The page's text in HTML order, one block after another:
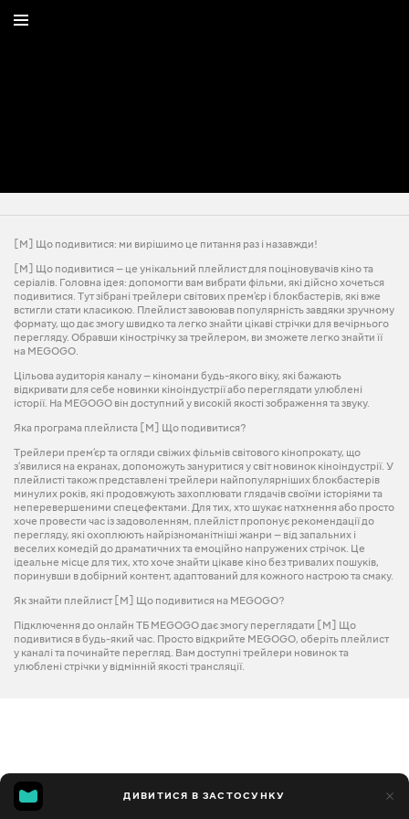
ДИВИТИСЯ В ЗАСТОСУНКУ
[М] Що подивитися: ми вирішимо це питання раз і назавжди!
[М] Що подивитися — це унікальний плейлист для поціновувачів кіно та
серіалів. Головна ідея: допомогти вам вибрати фільми, які дійсно хочеться
подивитися. Тут зібрані трейлери світових прем’єр і блокбастерів, які вже
встигли стати класикою. Плейлист завоював популярність завдяки зручному
формату, що дає змогу швидко та легко знайти цікаві стрічки для вечірнього
перегляду. Обравши кінострічку за трейлером, ви зможете легко знайти її
на MEGOGO.
Цільова аудиторія каналу — кіномани будь-якого віку, які бажають
відкривати для себе новинки кіноіндустрії або переглядати улюблені
історії. На MEGOGO він доступний у високій якості зображення та звуку.
Яка програма плейлиста [М] Що подивитися?
Трейлери прем’єр та огляди свіжих фільмів світового кінопрокату, що
з’явилися на екранах, допоможуть зануритися у світ новинок кіноіндустрії. У
плейлисті також представлені трейлери найпопулярніших блокбастерів
минулих років, які продовжують захоплювати глядачів своїми історіями та
неперевершеними спецефектами. Для тих, хто шукає натхнення або просто
хоче провести час із задоволенням, плейліст пропонує рекомендації до
перегляду, які охоплюють найрізноманітніші жанри — від запальних і
веселих комедій до драматичних та емоційно напружених стрічок. Це
ідеальне місце для тих, хто хоче знайти цікаве кіно без тривалих пошуків,
поринувши в добірний контент, адаптований для кожного настрою та смаку.
Як знайти плейлист [М] Що подивитися на MEGOGO?
Підключення до онлайн ТБ MEGOGO дає змогу переглядати [М] Що
подивитися в будь-який час. Просто відкрийте MEGOGO, оберіть плейлист
у каналі та починайте перегляд. Вам доступні трейлери новинок та
улюблені стрічки у відмінній якості трансляції.